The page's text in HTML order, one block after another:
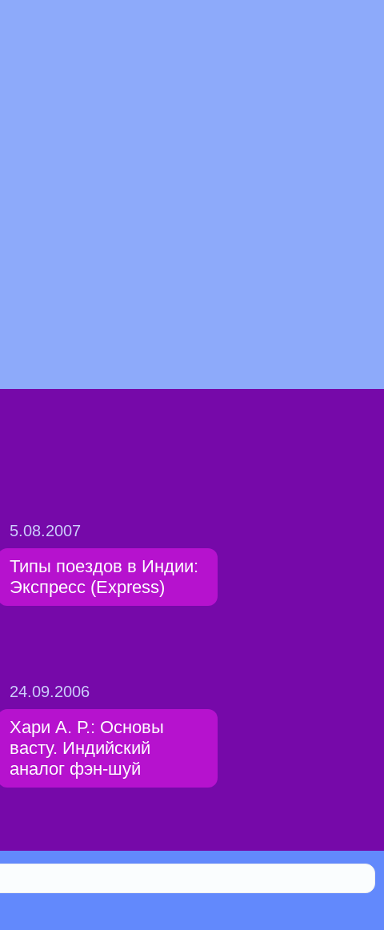
5.08.2007
Типы поездов в Индии:
Экспресс (Express)
24.09.2006
Хари А. Р.: Основы
васту. Индийский
аналог фэн-шуй